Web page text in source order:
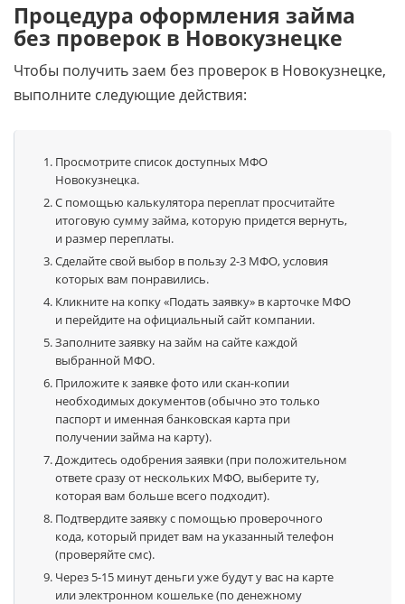
Процедура оформления займа
без проверок в Новокузнецке
Чтобы получить заем без проверок в Новокузнецке,
выполните следующие действия:
Просмотрите список доступных МФО
Новокузнецка.
С помощью калькулятора переплат просчитайте
итоговую сумму займа, которую придется вернуть,
и размер переплаты.
Сделайте свой выбор в пользу 2-3 МФО, условия
которых вам понравились.
Кликните на копку «Подать заявку» в карточке МФО
и перейдите на официальный сайт компании.
Заполните заявку на займ на сайте каждой
выбранной МФО.
Приложите к заявке фото или скан-копии
необходимых документов (обычно это только
паспорт и именная банковская карта при
получении займа на карту).
Дождитесь одобрения заявки (при положительном
ответе сразу от нескольких МФО, выберите ту,
которая вам больше всего подходит).
Подтвердите заявку с помощью проверочного
кода, который придет вам на указанный телефон
(проверяйте смс).
Через 5-15 минут деньги уже будут у вас на карте
или электронном кошельке (по денежному